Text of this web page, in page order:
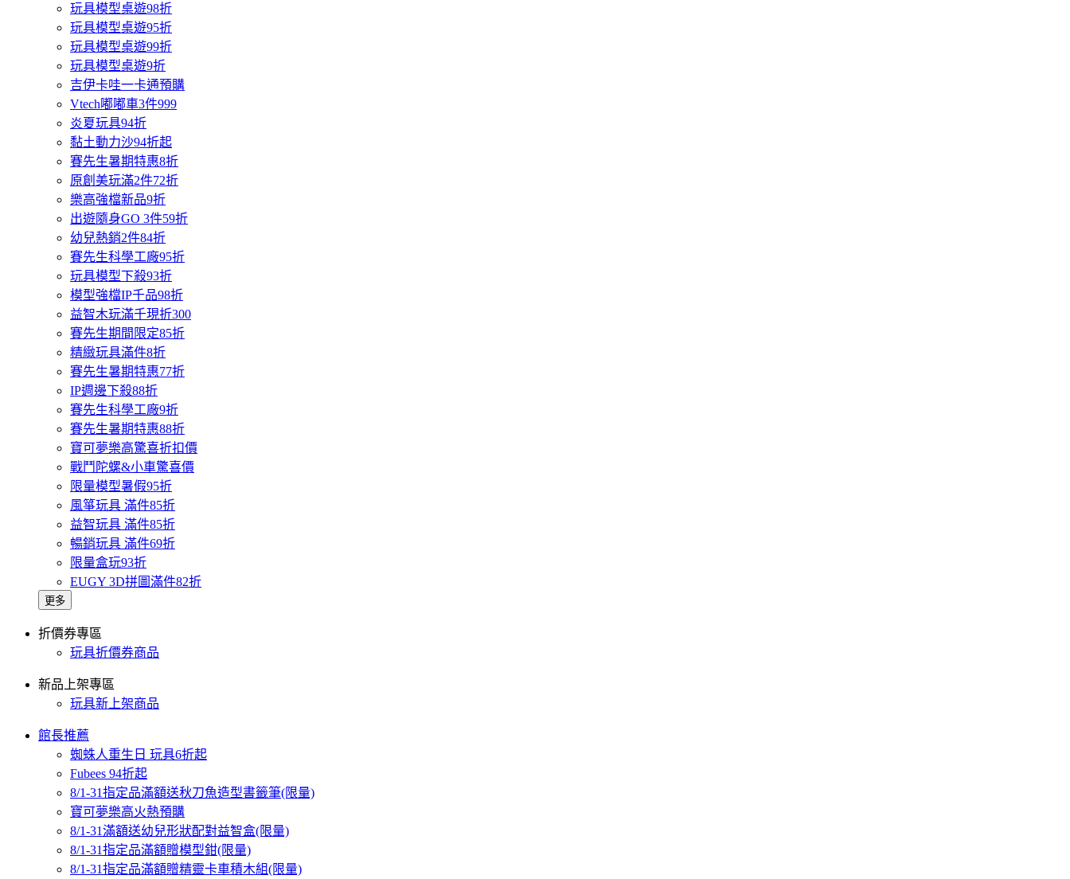
玩具模型桌遊98折
玩具模型桌遊95折
玩具模型桌遊99折
玩具模型桌遊9折
吉伊卡哇一卡通預購
Vtech嘟嘟車3件999
炎夏玩具94折
黏土動力沙94折起
賽先生暑期特惠8折
原創美玩滿2件72折
樂高強檔新品9折
出遊隨身GO 3件59折
幼兒熱銷2件84折
賽先生科學工廠95折
玩具模型下殺93折
模型強檔IP千品98折
益智木玩滿千現折300
賽先生期間限定85折
精緻玩具滿件8折
賽先生暑期特惠77折
IP週邊下殺88折
賽先生科學工廠9折
賽先生暑期特惠88折
寶可夢樂高驚喜折扣價
戰鬥陀螺&小車驚喜價
限量模型暑假95折
風箏玩具 滿件85折
益智玩具 滿件85折
暢銷玩具 滿件69折
限量盒玩93折
EUGY 3D拼圖滿件82折
更多
折價券專區
玩具折價券商品
新品上架專區
玩具新上架商品
館長推薦
蜘蛛人重生日 玩具6折起
Fubees 94折起
8/1-31指定品滿額送秋刀魚造型書籤筆(限量)
寶可夢樂高火熱預購
8/1-31滿額送幼兒形狀配對益智盒(限量)
8/1-31指定品滿額贈模型鉗(限量)
8/1-31指定品滿額贈精靈卡車積木組(限量)